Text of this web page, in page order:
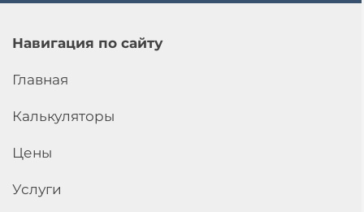
Навигация по сайту
Главная
Калькуляторы
Цены
Услуги